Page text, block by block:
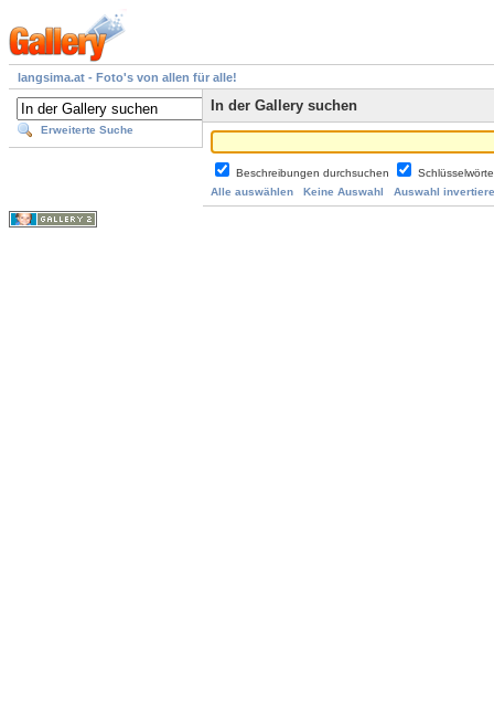
langsima.at - Foto's von allen für alle!
Erweiterte Suche
In der Gallery suchen
Beschreibungen durchsuchen
Alle auswählen
Keine Auswahl Auswahl